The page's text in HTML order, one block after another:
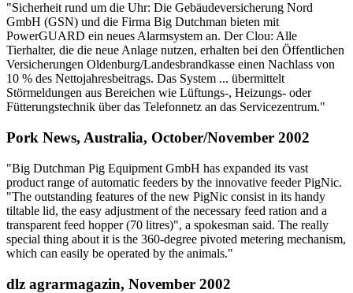
"Sicherheit rund um die Uhr: Die Gebäudeversicherung Nord
GmbH (GSN) und die Firma Big Dutchman bieten mit
PowerGUARD ein neues Alarmsystem an. Der Clou: Alle
Tierhalter, die die neue Anlage nutzen, erhalten bei den Öffentlichen
Versicherungen Oldenburg/Landesbrandkasse einen Nachlass von
10 % des Nettojahresbeitrags. Das System ... übermittelt
Störmeldungen aus Bereichen wie Lüftungs-, Heizungs- oder
Fütterungstechnik über das Telefonnetz an das Servicezentrum."
Pork News, Australia, October/November 2002
"Big Dutchman Pig Equipment GmbH has expanded its vast
product range of automatic feeders by the innovative feeder PigNic.
"The outstanding features of the new PigNic consist in its handy
tiltable lid, the easy adjustment of the necessary feed ration and a
transparent feed hopper (70 litres)", a spokesman said. The really
special thing about it is the 360-degree pivoted metering mechanism,
which can easily be operated by the animals."
dlz agrarmagazin, November 2002